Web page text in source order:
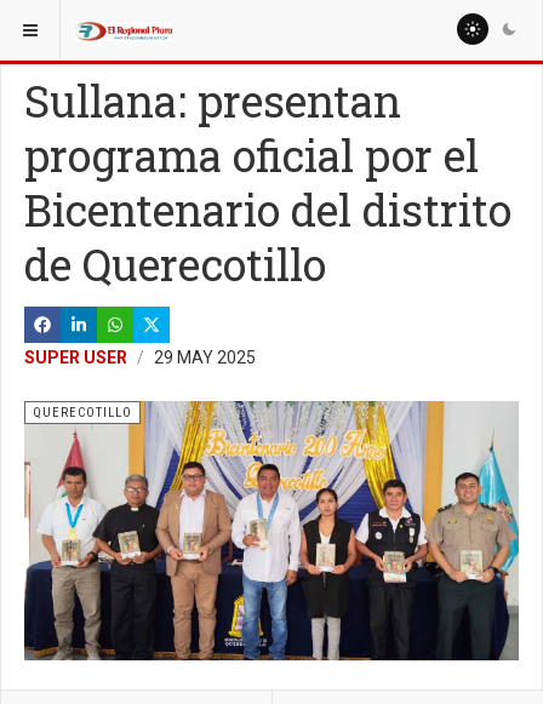
ESTÁ AQUÍ: LOCALES
Sullana: presentan
programa oficial por el
Bicentenario del distrito
de Querecotillo
SUPER USER 29 MAY 2025
QUERECOTILLO